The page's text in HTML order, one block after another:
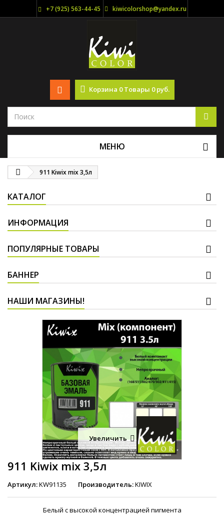
+7 (925) 563-44-45 kiwicolorshop@yandex.ru
Корзина 0 Товары 0 руб.
МЕНЮ
911 Kiwix mix 3,5л
КАТАЛОГ
ИНФОРМАЦИЯ
ПОПУЛЯРНЫЕ ТОВАРЫ
БАННЕР
НАШИ МАГАЗИНЫ!
Увеличить
911 Kiwix mix 3,5л
Артикул:KW91135 Производитель:KIWIX
Белый с высокой концентрацией пигмента